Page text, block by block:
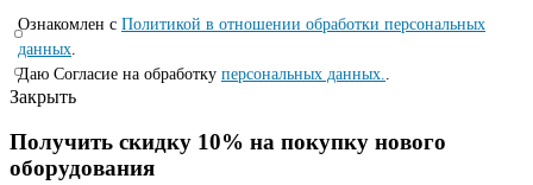
Ознакомлен с Политикой в отношении обработки персональных
данных
Даю Согласие на обработку персональных данных.
Закрыть
Получить скидку 10% на покупку нового
оборудования